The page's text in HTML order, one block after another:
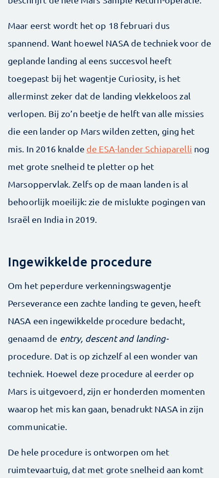
Maar eerst wordt het op 18 februari dus
spannend. Want hoewel NASA de techniek voor de
geplande landing al eens succesvol heeft
toegepast bij het wagentje Curiosity, is het
allerminst zeker dat de landing vlekkeloos zal
verlopen. Bij zo’n beetje de helft van alle missies
die een lander op Mars wilden zetten, ging het
mis. In 2016 knalde de ESA-lander Schiaparelli nog
met grote snelheid te pletter op het
Marsoppervlak. Zelfs op de maan landen is al
behoorlijk moeilijk: zie de mislukte pogingen van
Israël en India in 2019.
Ingewikkelde procedure
Om het peperdure verkenningswagentje
Perseverance een zachte landing te geven, heeft
NASA een ingewikkelde procedure bedacht,
genaamd de entry, descent and landing-
procedure. Dat is op zichzelf al een wonder van
techniek. Hoewel deze procedure al eerder op
Mars is uitgevoerd, zijn er honderden momenten
waarop het mis kan gaan, benadrukt NASA in zijn
communicatie.
De hele procedure is ontworpen om het
ruimtevaartuig, dat met grote snelheid aan komt